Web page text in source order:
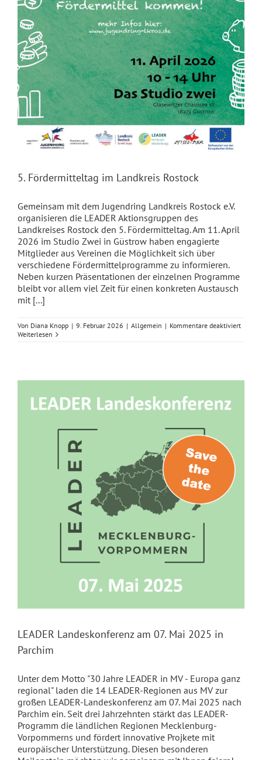
5. Fördermitteltag im Landkreis Rostock
Gemeinsam mit dem Jugendring Landkreis Rostock e.V.
organisieren die LEADER Aktionsgruppen des
Landkreises Rostock den 5. Fördermitteltag. Am 11. April
2026 im Studio Zwei in Güstrow haben engagierte
Mitglieder aus Vereinen die Möglichkeit sich über
verschiedene Fördermittelprogramme zu informieren.
Neben kurzen Präsentationen der einzelnen Programme
bleibt vor allem viel Zeit für einen konkreten Austausch
mit [...]
Von Diana Knopp | 9. Februar 2026 | Allgemein | Kommentare deaktiviertfür
Weiterlesen
LEADER Landeskonferenz am 07. Mai 2025 in
Parchim
Unter dem Motto "30 Jahre LEADER in MV - Europa ganz
regional" laden die 14 LEADER-Regionen aus MV zur
großen LEADER-Landeskonferenz am 07. Mai 2025 nach
Parchim ein. Seit drei Jahrzehnten stärkt das LEADER-
Programm die ländlichen Regionen Mecklenburg-
Vorpommerns und fördert innovative Projkete mit
europäischer Unterstützung. Diesen besonderen